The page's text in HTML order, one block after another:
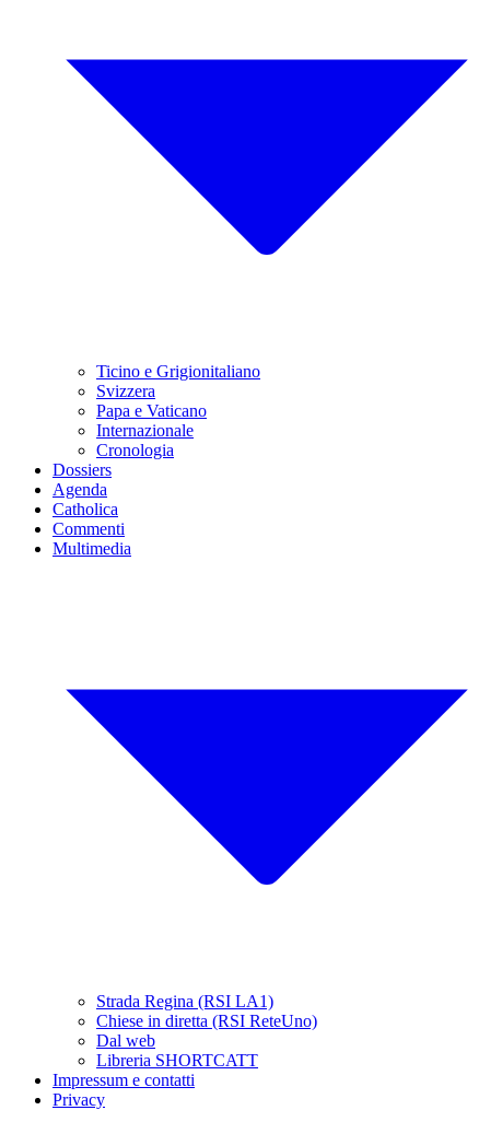
Ticino e Grigionitaliano
Svizzera
Papa e Vaticano
Internazionale
Cronologia
Dossiers
Agenda
Catholica
Commenti
Multimedia
Strada Regina (RSI LA1)
Chiese in diretta (RSI ReteUno)
Dal web
Libreria SHORTCATT
Impressum e contatti
Privacy